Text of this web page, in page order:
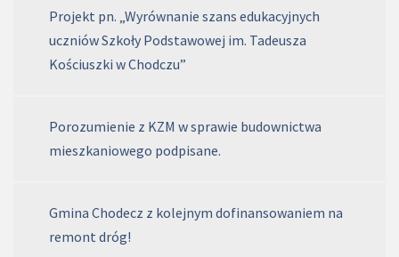
Projekt pn. „Wyrównanie szans edukacyjnych
uczniów Szkoły Podstawowej im. Tadeusza
Kościuszki w Chodczu”
Porozumienie z KZM w sprawie budownictwa
mieszkaniowego podpisane.
Gmina Chodecz z kolejnym dofinansowaniem na
remont dróg!